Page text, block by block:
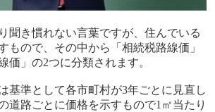
聞き慣れない言葉ですが、住んでいる
もので、その中から「相続税路線価」
価」の2つに分類されます。
基準として各市町村が3年ごとに見直し
道路ごとに価格を示すもので1 ㎡当たり